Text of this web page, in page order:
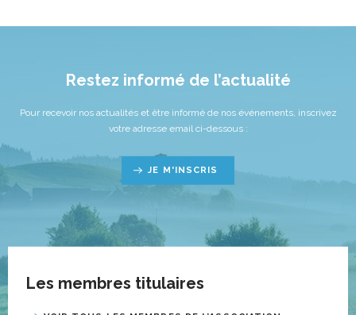
Restez informé de l’actualité
Pour recevoir nos actualités et être informé de nos événements, inscrivez
votre adresse email ci-dessous :
JE M'INSCRIS
Les membres titulaires